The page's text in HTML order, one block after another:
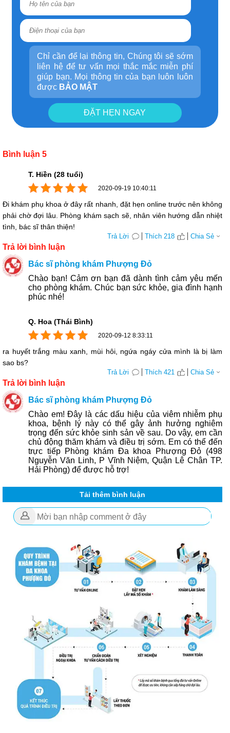
Chỉ cần để lại thông tin, Chúng tôi sẽ sớm
liên hệ để tư vấn mọi thắc mắc miễn phí
giúp bạn. Mọi thông tin của bạn luôn luôn
được BẢO MẬT
ĐẶT HẸN NGAY
Bình luận 5
T. Hiền (28 tuổi)
2020-09-19 10:40:11
Đi khám phụ khoa ở đây rất nhanh, đặt hẹn online trước nên không
phải chờ đợi lâu. Phòng khám sạch sẽ, nhân viên hướng dẫn nhiệt
tình, bác sĩ thân thiện!
Trả Lời Thích 218 Chia Sẻ
Trả lời bình luận
Bác sĩ phòng khám Phượng Đỏ
Chào bạn! Cảm ơn bạn đã dành tình cảm yêu mến
cho phòng khám. Chúc bạn sức khỏe, gia đình hạnh
phúc nhé!
Q. Hoa (Thái Bình)
2020-09-12 8:33:11
ra huyết trắng màu xanh, mùi hôi, ngứa ngáy cửa mình là bị làm
sao bs?
Trả Lời Thích 421 Chia Sẻ
Trả lời bình luận
Bác sĩ phòng khám Phượng Đỏ
Chào em! Đây là các dấu hiệu của viêm nhiễm phụ
khoa, bệnh lý này có thể gây ảnh hưởng nghiêm
trọng đến sức khỏe sinh sản về sau. Do vậy, em cần
chủ động thăm khám và điều trị sớm. Em có thể đến
trực tiếp Phòng khám Đa khoa Phượng Đỏ (498
Nguyễn Văn Linh, P Vĩnh Niệm, Quận Lê Chân TP.
Hải Phòng) để được hỗ trợ!
Tải thêm bình luận